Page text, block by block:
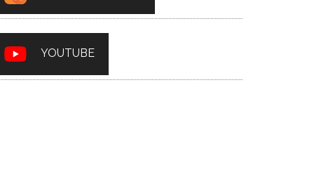
YOUTUBE